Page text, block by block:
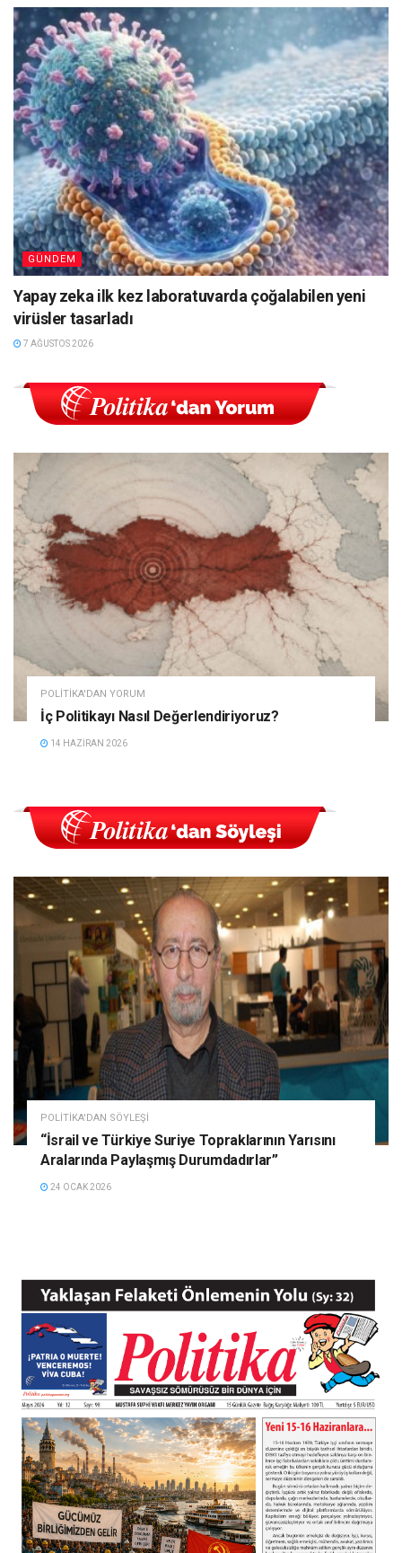
GÜNDEM
Yapay zeka ilk kez laboratuvarda çoğalabilen yeni
virüsler tasarladı
7 AĞUSTOS 2026
POLITIKA'DAN YORUM
İç Politikayı Nasıl Değerlendiriyoruz?
14 HAZIRAN 2026
POLITIKA'DAN SÖYLEŞI
“İsrail ve Türkiye Suriye Topraklarının Yarısını
Aralarında Paylaşmış Durumdadırlar”
24 OCAK 2026